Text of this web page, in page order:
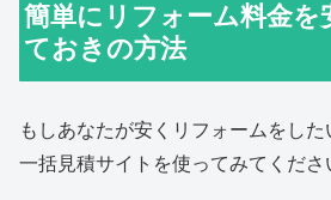
簡単にリフォーム料金を
ておきの方法
もしあなたが安くリフォームをした
一括見積サイトを使ってみてくださ